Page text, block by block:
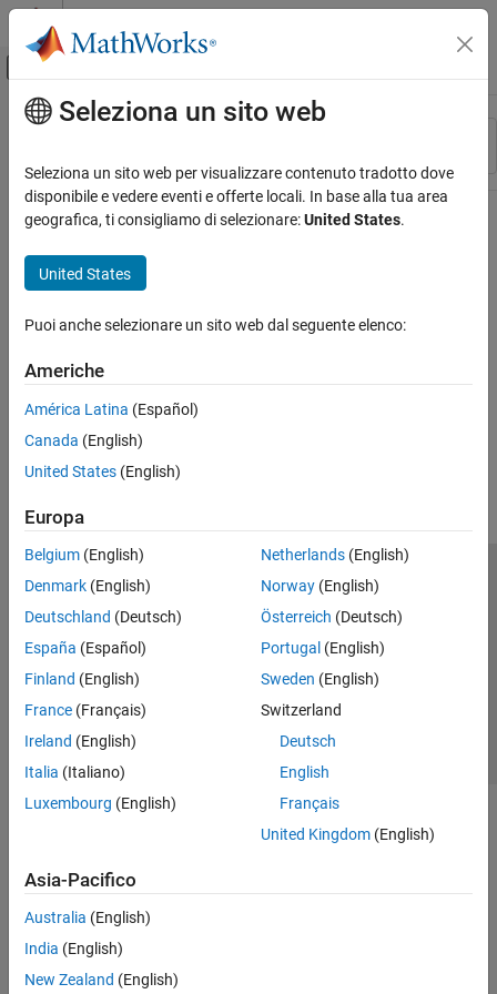
Vai al contenuto
Attiva/disattiva menu di navigazione
Risorsa
Stato
Contenuto principale
Seleziona un sito web
Seleziona un sito web per visualizzare contenuto tradotto dove
disponibile e vedere eventi e offerte locali. In base alla tua area
geografica, ti consigliamo di selezionare:United States.
United States
Puoi anche selezionare un sito web dal seguente elenco:
Americhe
América Latina (Español)
Canada (English)
United States (English)
Europa
Belgium (English)
Denmark (English)
Deutschland (Deutsch)
España (Español)
Finland (English)
France (Français)
Ireland (English)
Italia (Italiano)
Luxembourg (English)
Netherlands(English)
Norway(English)
Österreich (Deutsch)
Portugal (English)
Sweden (English)
Switzerland
Deutsch
English
Français
United Kingdom(English)
Asia-Pacifico
Australia (English)
India (English)
New Zealand (English)
Centro di fiducia
Informativa sulla privacy
Antipirateria
Stato dell'applicazione
Contatti
© 1994-2026 The MathWorks, Inc.